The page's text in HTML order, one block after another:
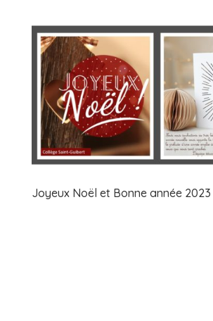
Joyeux Noël et Bonne année 2023